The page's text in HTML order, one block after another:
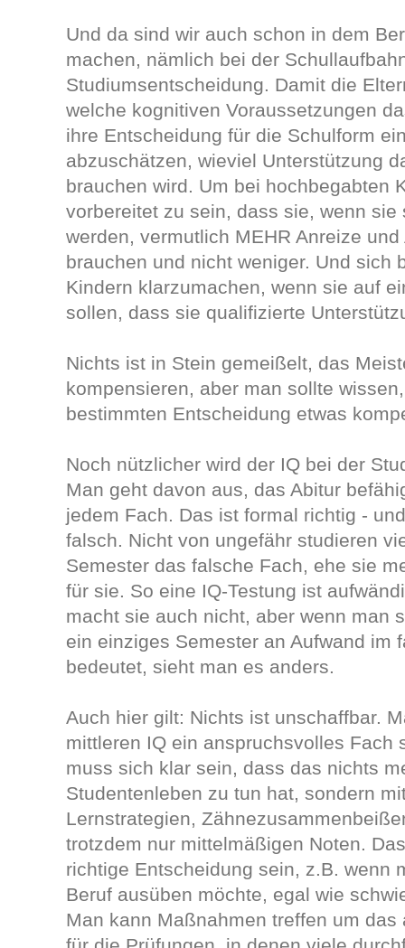
Und da sind wir auch schon in dem
machen, nämlich bei der
Studiumsentscheidung. Damit die
welche kognitiven Voraussetzungen
ihre Entscheidung für die Schulform
abzuschätzen, wieviel Unterstützung
brauchen wird. Um bei hochbegabten
vorbereitet zu sein, dass sie, wenn sie
werden, vermutlich MEHR Anreize
brauchen und nicht weniger. Und sich
Kindern klarzumachen, wenn sie auf
sollen, dass sie qualifizierte
Nichts ist in Stein gemeißelt, das
kompensieren, aber man sollte
bestimmten Entscheidung etwas
Noch nützlicher wird der IQ bei der
Man geht davon aus, das Abitur
jedem Fach. Das ist formal richtig -
falsch. Nicht von ungefähr studieren
Semester das falsche Fach, ehe sie
für sie. So eine IQ-Testung ist
macht sie auch nicht, aber wenn man
ein einziges Semester an Aufwand im
bedeutet, sieht man es anders.
Auch hier gilt: Nichts ist unschaffbar.
mittleren IQ ein anspruchsvolles Fach
muss sich klar sein, dass das nichts
Studentenleben zu tun hat, sondern
Lernstrategien,
trotzdem nur mittelmäßigen Noten.
richtige Entscheidung sein, z.B. wenn
Beruf ausüben möchte, egal wie
Man kann Maßnahmen treffen um das